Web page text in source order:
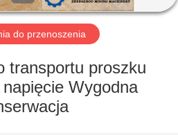
do przenoszenia
transportu proszku
Wygodna